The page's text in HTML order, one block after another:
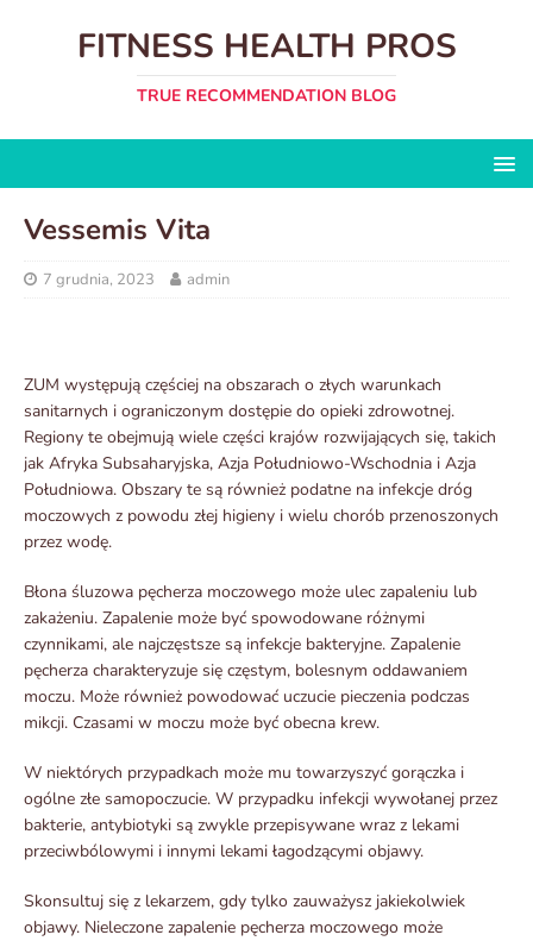
FITNESS HEALTH PROS
TRUE RECOMMENDATION BLOG
Vessemis Vita
7 grudnia, 2023 admin
ZUM występują częściej na obszarach o złych warunkach
sanitarnych i ograniczonym dostępie do opieki zdrowotnej.
Regiony te obejmują wiele części krajów rozwijających się, takich
jak Afryka Subsaharyjska, Azja Południowo-Wschodnia i Azja
Południowa. Obszary te są również podatne na infekcje dróg
moczowych z powodu złej higieny i wielu chorób przenoszonych
przez wodę.
Błona śluzowa pęcherza moczowego może ulec zapaleniu lub
zakażeniu. Zapalenie może być spowodowane różnymi
czynnikami, ale najczęstsze są infekcje bakteryjne. Zapalenie
pęcherza charakteryzuje się częstym, bolesnym oddawaniem
moczu. Może również powodować uczucie pieczenia podczas
mikcji. Czasami w moczu może być obecna krew.
W niektórych przypadkach może mu towarzyszyć gorączka i
ogólne złe samopoczucie. W przypadku infekcji wywołanej przez
bakterie, antybiotyki są zwykle przepisywane wraz z lekami
przeciwbólowymi i innymi lekami łagodzącymi objawy.
Skonsultuj się z lekarzem, gdy tylko zauważysz jakiekolwiek
objawy. Nieleczone zapalenie pęcherza moczowego może